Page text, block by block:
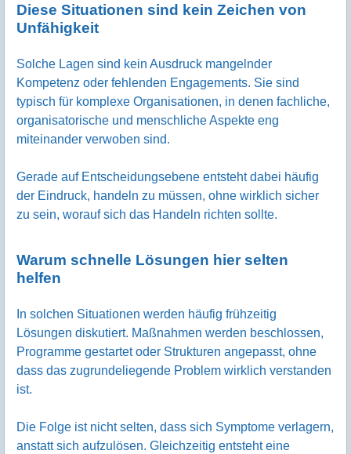
Diese Situationen sind kein Zeichen von
Unfähigkeit
Solche Lagen sind kein Ausdruck mangelnder
Kompetenz oder fehlenden Engagements. Sie sind
typisch für komplexe Organisationen, in denen fachliche,
organisatorische und menschliche Aspekte eng
miteinander verwoben sind.
Gerade auf Entscheidungsebene entsteht dabei häufig
der Eindruck, handeln zu müssen, ohne wirklich sicher
zu sein, worauf sich das Handeln richten sollte.
Warum schnelle Lösungen hier selten
helfen
In solchen Situationen werden häufig frühzeitig
Lösungen diskutiert. Maßnahmen werden beschlossen,
Programme gestartet oder Strukturen angepasst, ohne
dass das zugrundeliegende Problem wirklich verstanden
ist.
Die Folge ist nicht selten, dass sich Symptome verlagern,
anstatt sich aufzulösen. Gleichzeitig entsteht eine